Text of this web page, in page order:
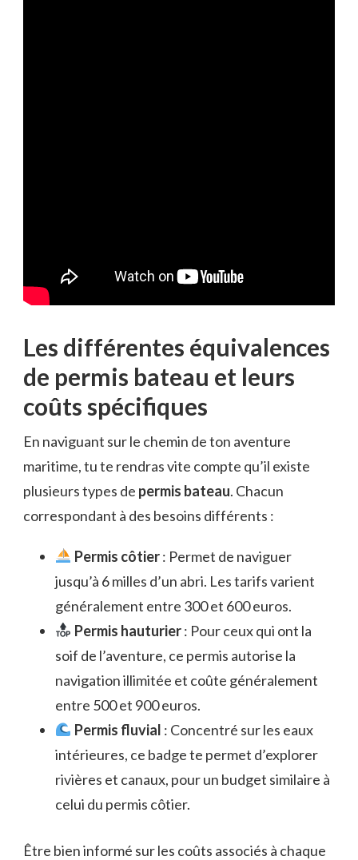
Les différentes équivalences
de permis bateau et leurs
coûts spécifiques
En naviguant sur le chemin de ton aventure
maritime, tu te rendras vite compte qu’il existe
plusieurs types de permis bateau. Chacun
correspondant à des besoins différents :
Permis côtier: Permet de naviguer
jusqu’à 6 milles d’un abri. Les tarifs varient
généralement entre 300 et 600 euros.
Permis hauturier: Pour ceux qui ont la
soif de l’aventure, ce permis autorise la
navigation illimitée et coûte généralement
entre 500 et 900 euros.
Permis fluvial : Concentré sur les eaux
intérieures, ce badge te permet d’explorer
rivières et canaux, pour un budget similaire à
celui du permis côtier.
Être bien informé sur les coûts associés à chaque